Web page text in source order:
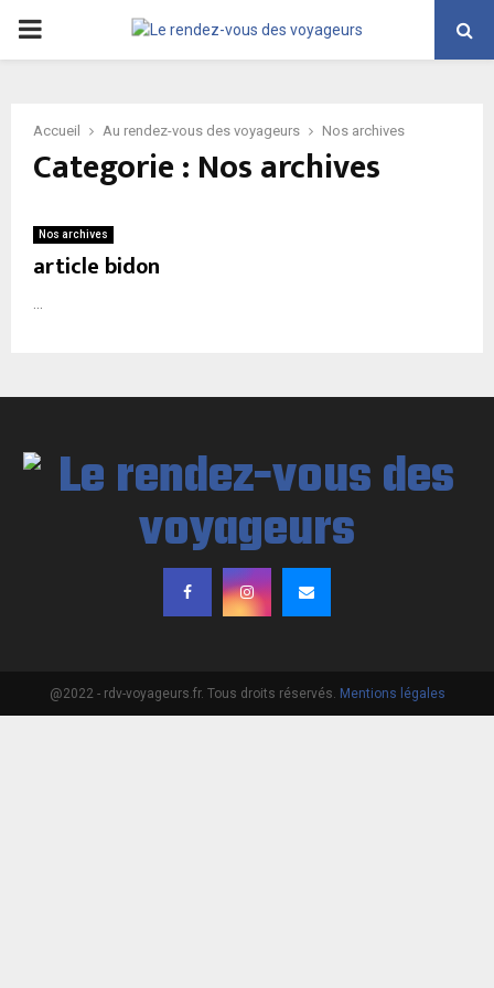
PRIMARY
Accueil Au rendez-vous des voyageurs Nos archives
Categorie : Nos archives
Nos archives
article bidon
@2022 - rdv-voyageurs.fr. Tous droits réservés. Mentions légales